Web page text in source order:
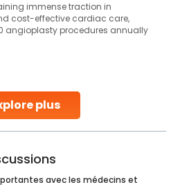
plus
and processing are critical steps
techniques like In Vitro
insemination (IUI). These
achieve their dream of
avec les médecins et